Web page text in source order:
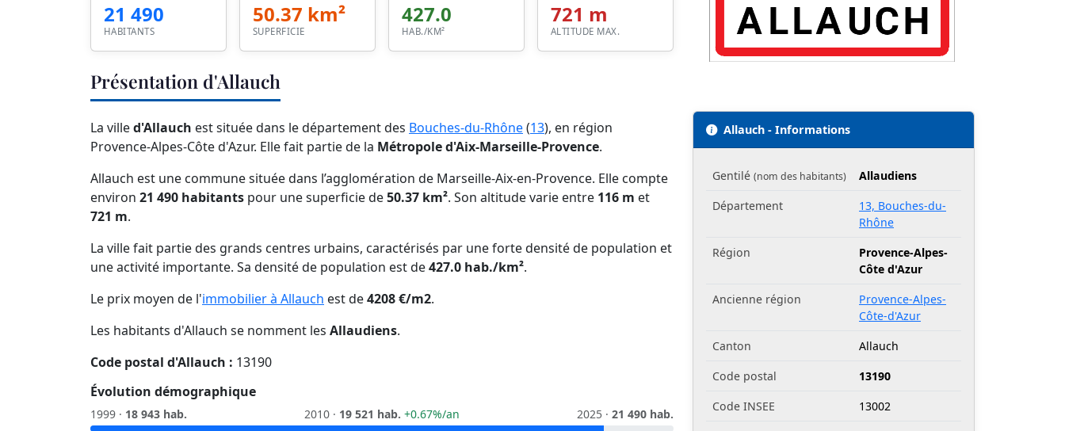
21 490
HABITANTS
50.37 km²
SUPERFICIE
427.0
HAB./KM²
721 m
ALTITUDE MAX.
Présentation d'Allauch
La villed'Allauch est située dans le département des Bouches-du-Rhône(13), en région
Provence-Alpes-Côte d'Azur. Elle fait partie de la Métropole d'Aix-Marseille-Provence.
Allauch est une commune située dans l’agglomération de Marseille-Aix-en-Provence. Elle compte
environ 21 490 habitants pour une superficie de50.37 km². Son altitude varie entre 116 m et
721 m.
La ville fait partie des grands centres urbains, caractérisés par une forte densité de population et
une activité importante. Sa densité de population est de427.0 hab./km².
Le prix moyen de l'immobilier à Allauch est de4208 €/m2.
Les habitants d'Allauch se nomment les Allaudiens.
Code postal d'Allauch : 13190
Évolution démographique
1999 · 18 943 hab. 2010 · 19 521 hab. +0.67%/an 2025 · 21 490 hab.
Allauch - Informations
Gentilé (nom des habitants)
Allaudiens
Département
13, Bouches-du-
Rhône
Région
Provence-Alpes-
Côte d'Azur
Ancienne région
Provence-Alpes-
Côte-d'Azur
Canton
Allauch
Code postal
13190
Code INSEE
13002